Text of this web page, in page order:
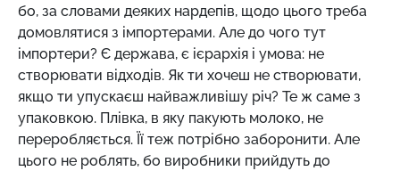
бо, за словами деяких нардепів, щодо цього треба
домовлятися з імпортерами. Але до чого тут
імпортери? Є держава, є ієрархія і умова: не
створювати відходів. Як ти хочеш не створювати,
якщо ти упускаєш найважливішу річ? Те ж саме з
упаковкою. Плівка, в яку пакують молоко, не
переробляється. Її теж потрібно заборонити. Але
цього не роблять, бо виробники прийдуть до